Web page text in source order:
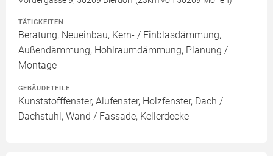
TÄTIGKEITEN
Beratung, Neueinbau, Kern- / Einblasdämmung,
Außendämmung, Hohlraumdämmung, Planung /
Montage
GEBÄUDETEILE
Kunststofffenster, Alufenster, Holzfenster, Dach /
Dachstuhl, Wand / Fassade, Kellerdecke